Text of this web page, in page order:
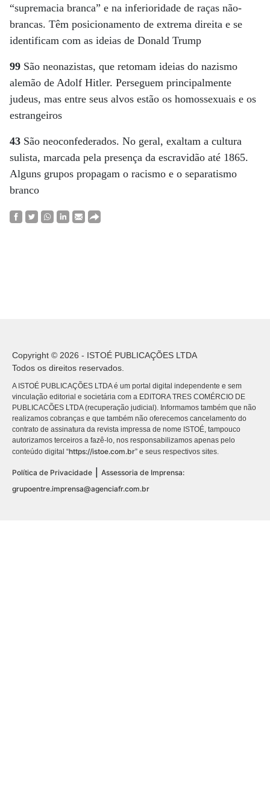
“supremacia branca” e na inferioridade de raças não-
brancas. Têm posicionamento de extrema direita e se
identificam com as ideias de Donald Trump
99 São neonazistas, que retomam ideias do nazismo
alemão de Adolf Hitler. Perseguem principalmente
judeus, mas entre seus alvos estão os homossexuais e os
estrangeiros
43 São neoconfederados. No geral, exaltam a cultura
sulista, marcada pela presença da escravidão até 1865.
Alguns grupos propagam o racismo e o separatismo
branco
Copyright © 2026 - ISTOÉ PUBLICAÇÕES LTDA
Todos os direitos reservados.
A ISTOÉ PUBLICAÇÕES LTDA é um portal digital independente e sem
vinculação editorial e societária com a EDITORA TRES COMÉRCIO DE
PUBLICACÕES LTDA (recuperação judicial). Informamos também que não
realizamos cobranças e que também não oferecemos cancelamento do
contrato de assinatura da revista impressa de nome ISTOÉ, tampouco
autorizamos terceiros a fazê-lo, nos responsabilizamos apenas pelo
conteúdo digital “https://istoe.com.br” e seus respectivos sites.
Política de Privacidade
Assessoria de Imprensa:
grupoentre.imprensa@agenciafr.com.br